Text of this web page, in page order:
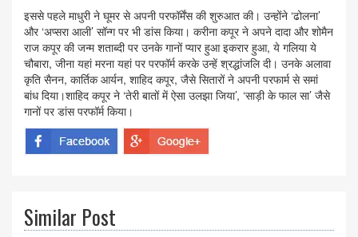
इससे पहले माधुरी ने घूमर से अपनी परफॉर्मेंस की शुरुआत की। उन्होंने ‘ढोलना’
और ‘अप्सरा आली’ सॉन्ग पर भी डांस किया। करीना कपूर ने अपने दादा और शोमैन
राज कपूर की जन्म शताब्दी पर उनके गानों प्यार हुआ इकरार हुआ, ये गलिया ये
चौबारा, जीना यहां मरना यहां पर परफॉर्म करके उन्हें श्रद्धांजलि दी। उनके अलावा
कृति सैनन, कार्तिक आर्यन, शाहिद कपूर, जैसे सितारों ने अपनी परफार्म से समां
बांध दिया।शाहिद कपूर ने ‘तेरी बातों में ऐसा उलझा जिया’, ‘साड़ी के फाल सा’ जैसे
गानों पर डांस परफॉर्म किया।
Similar Post